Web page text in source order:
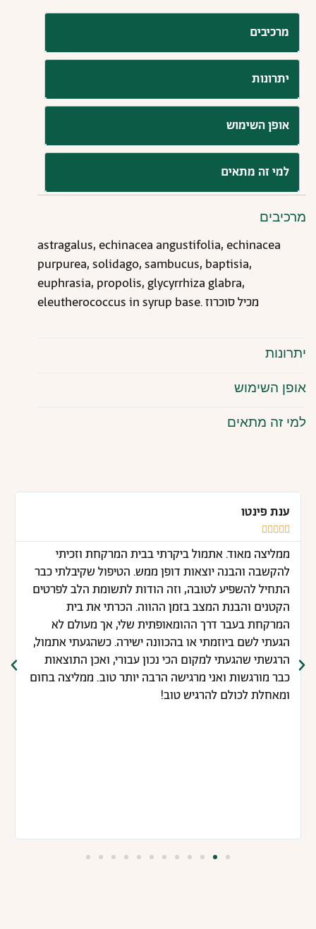
מרכיבים
יתרונות
אופן השימוש
למי זה מתאים
מרכיבים
astragalus, echinacea angustifolia, echinacea
purpurea, solidago, sambucus, baptisia,
euphrasia, propolis, glycyrrhiza glabra,
eleutherococcus in syrup base. מכיל סוכרוז
יתרונות
אופן השימוש
למי זה מתאים
ענת פינטו





ממליצה מאוד. אתמול ביקרתי בבית המרקחת וזכיתי
להקשבה והבנה יוצאות דופן ממש. הטיפול שקיבלתי כבר
התחיל להשפיע לטובה, וזה הודות לתשומת הלב לפרטים
הקטנים והבנת המצב בזמן ההווה. הכרתי את בית
המרקחת בעבר דרך ההומאופתית שלי, אך מעולם לא
הגעתי לשם ביוזמתי או בהכוונה ישירה. כשהגעתי אתמול,
הרגשתי שהגעתי למקום הכי נכון עבורי, ואכן התוצאות
כבר מורגשות ואני מרגישה הרבה יותר טוב. ממליצה בחום
ומאחלת לכולם להרגיש טוב!